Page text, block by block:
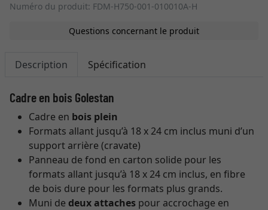
Numéro du produit: FDM-H750-001-010010A-H
Questions concernant le produit
Description Spécification
Cadre en bois Golestan
Cadre en bois plein
Formats allant jusqu’à 18 x 24 cm inclus muni d’un
support arrière (cravate)
Panneau de fond en carton solide pour les
formats allant jusqu’à 18 x 24 cm inclus, en fibre
de bois dure pour les formats plus grands.
Muni de deux attaches pour accrochage en